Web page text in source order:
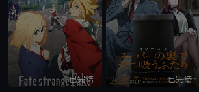
已完结 已完结